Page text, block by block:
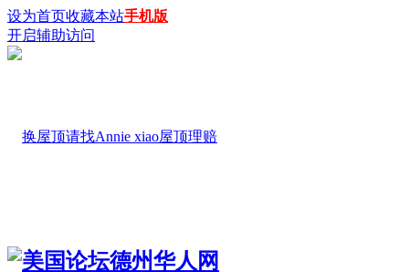
设为首页收藏本站手机版
开启辅助访问